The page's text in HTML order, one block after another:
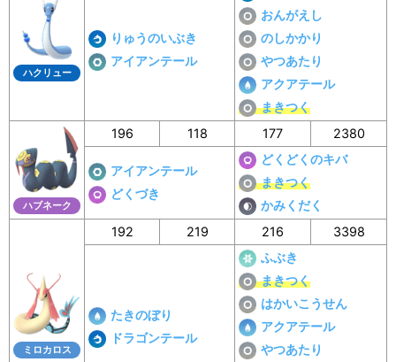
ハクリュー
りゅうのいぶき
アイアンテール
おんがえし
のしかかり
やつあたり
アクアテール
まきつく
ハブネーク
196 118 177 2380
アイアンテール
どくづき
どくどくのキバ
まきつく
かみくだく
ミロカロス
192 219 216 3398
たきのぼり
ドラゴンテール
ふぶき
まきつく
はかいこうせん
アクアテール
やつあたり